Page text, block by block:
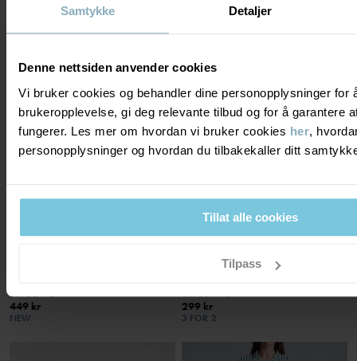
Samtykke Detaljer
Denne nettsiden anvender cookies
Vi bruker cookies og behandler dine personopplysninger for
brukeropplevelse, gi deg relevante tilbud og for å garantere
fungerer. Les mer om hvordan vi bruker cookies her,
personopplysninger og hvordan du tilbakekaller ditt
Tillat alle cookies
Tilpass
Stl:68-92
449 kr
NEW
SWEATSHIRT PRIKKETE
Stl:86-140
299 kr
3 FOR 2